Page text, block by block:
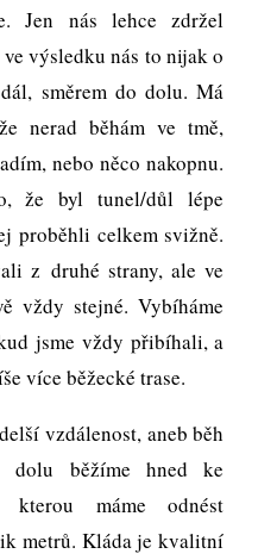
Jen nás lehce zdržel
výsledku nás to nijak o
směrem do dolu. Má
nerad běhám ve tmě,
nebo něco nakopnu.
že byl tunel/důl lépe
proběhli celkem svižně.
z druhé strany, ale ve
vždy stejné. Vybíháme
jsme vždy přibíhali, a
více běžecké trase.
vzdálenost, aneb běh
běžíme hned ke
máme odnést
metrů. Kláda je kvalitní